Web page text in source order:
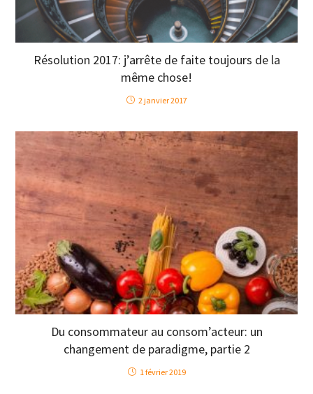
Résolution 2017: j’arrête de faite toujours de la
même chose!
2 janvier 2017
Du consommateur au consom’acteur: un
changement de paradigme, partie 2
1 février 2019